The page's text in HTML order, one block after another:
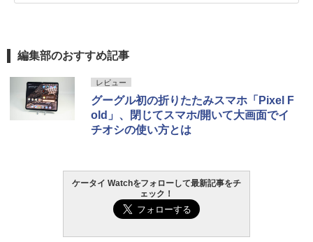
編集部のおすすめ記事
レビュー
グーグル初の折りたたみスマホ「Pixel F
old」、閉じてスマホ/開いて大画面でイ
チオシの使い方とは
ケータイ Watchをフォローして最新記事をチ
ェック！